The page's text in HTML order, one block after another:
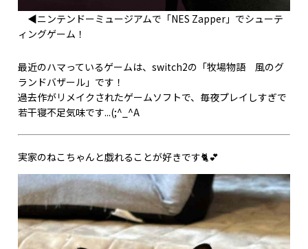
◀ニンテンドーミュージアムで「NES Zapper」でシューテ
ィングゲーム！
最近のハマっているゲームは、switch2の「牧場物語 風のグ
ランドバザール」です！
過去作がリメイクされたゲームソフトで、毎夜プレイしすぎで
若干寝不足気味です...(;^_^A
実家のねこちゃんと戯れることが好きです🐈💕